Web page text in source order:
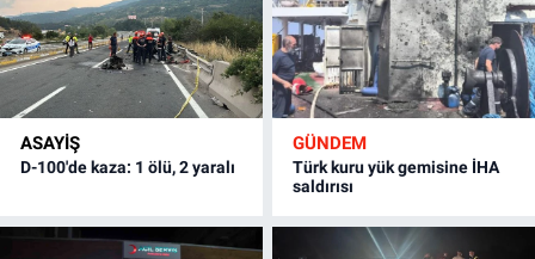
ASAYİŞ
D-100'de kaza: 1 ölü, 2 yaralı
GÜNDEM
Türk kuru yük gemisine İHA
saldırısı